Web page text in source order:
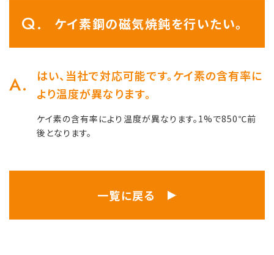
ケイ素鋼の磁気焼鈍を行いたい。
はい、当社で対応可能です。ケイ素の含有率に
より温度が異なります。
ケイ素の含有率により温度が異なります。1%で850℃前
後となります。
一覧に戻る